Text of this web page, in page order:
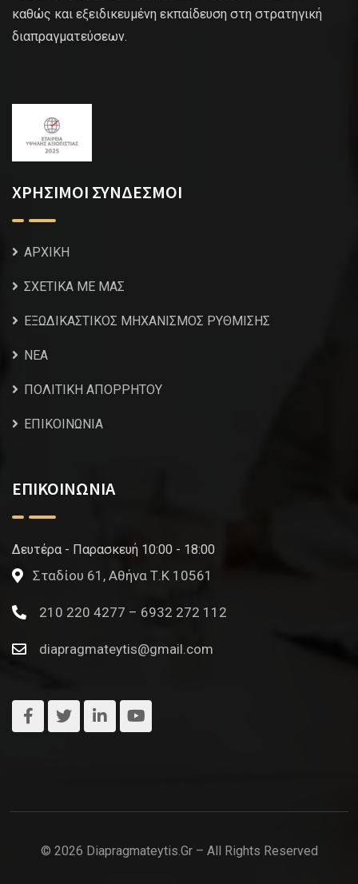
καθώς και εξειδικευμένη εκπαίδευση στη στρατηγική
διαπραγματεύσεων.
ΧΡΗΣΙΜΟΙ ΣΥΝΔΕΣΜΟΙ
ΑΡΧΙΚΗ
ΣΧΕΤΙΚΑ ΜΕ ΜΑΣ
ΕΞΩΔΙΚΑΣΤΙΚΟΣ ΜΗΧΑΝΙΣΜΟΣ ΡΥΘΜΙΣΗΣ
NEA
ΠΟΛΙΤΙΚΗ ΑΠΟΡΡΗΤΟΥ
ΕΠΙΚΟΙΝΩΝΙΑ
ΕΠΙΚΟΙΝΩΝΙΑ
Δευτέρα - Παρασκευή 10:00 - 18:00
Σταδίου 61, Αθήνα Τ.Κ 10561
210 220 4277 – 6932 272 112
diapragmateytis@gmail.com
© 2026 Diapragmateytis.gr – All Rights Reserved